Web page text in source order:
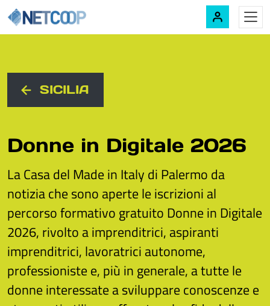
Navigazione principale
SICILIA
Donne in Digitale 2026
La Casa del Made in Italy di Palermo da
notizia che sono aperte le iscrizioni al
percorso formativo gratuito Donne in Digitale
2026, rivolto a imprenditrici, aspiranti
imprenditrici, lavoratrici autonome,
professioniste e, più in generale, a tutte le
donne interessate a sviluppare conoscenze e